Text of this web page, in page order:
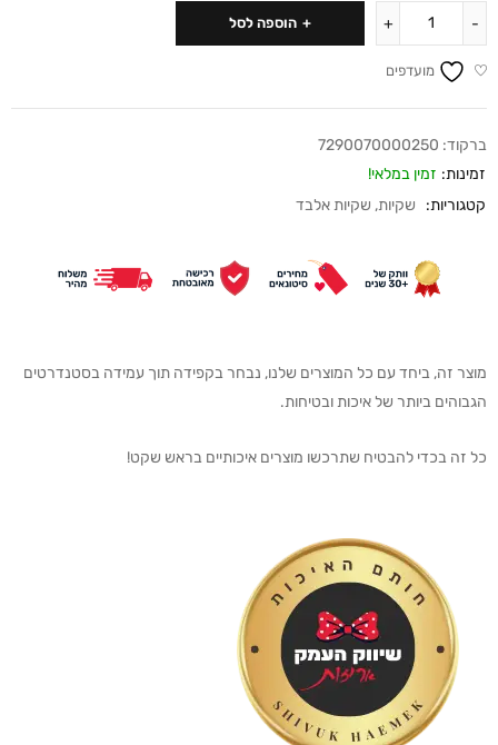
הוספה לסל
מועדפים
ברקוד: 7290070000250
זמינות: זמין במלאי!
קטגוריות:
שקיות, שקיות אלבד
מוצר זה, ביחד עם כל המוצרים שלנו, נבחר בקפידה תוך עמידה בסטנדרטים
הגבוהים ביותר של איכות ובטיחות.
כל זה בכדי להבטיח שתרכשו מוצרים איכותיים בראש שקט!